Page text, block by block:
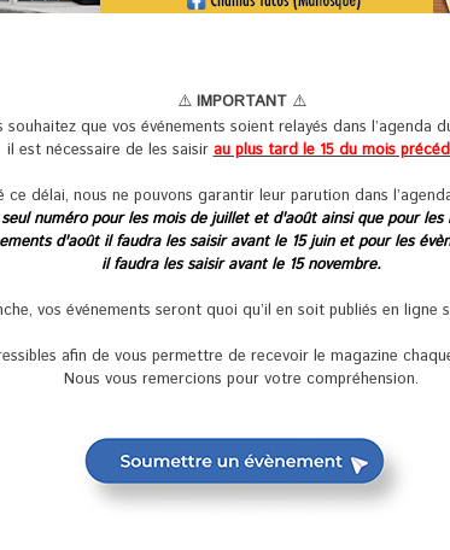
⚠️ IMPORTANT⚠️
souhaitez que vos événements soient relayés dans l’agenda
il est nécessaire de les saisirau plus tard le 15 du mois
ce délai, nous ne pouvons garantir leur parution dans
numéro pour les mois de juillet et d'août ainsi que pour les
d'août il faudra les saisir avant le 15 juin et pour les
il faudra les saisir avant le 15 novembre.
vos événements seront quoi qu’il en soit publiés en ligne
afin de vous permettre de recevoir le magazine
Nous vous remercions pour votre compréhension.